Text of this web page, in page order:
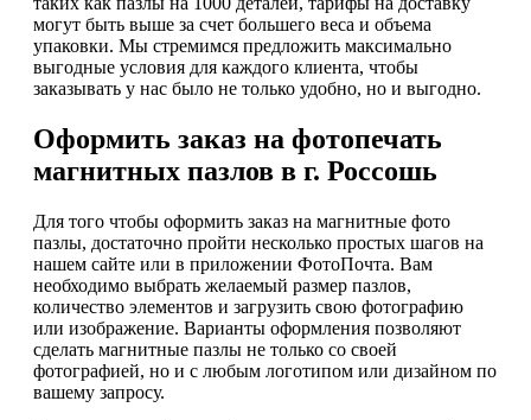
могут быть выше за счет большего веса и объема
упаковки. Мы стремимся предложить максимально
выгодные условия для каждого клиента, чтобы
заказывать у нас было не только удобно, но и выгодно.
Оформить заказ на фотопечать
магнитных пазлов в г. Россошь
Для того чтобы оформить заказ на магнитные фото
пазлы, достаточно пройти несколько простых шагов на
нашем сайте или в приложении ФотоПочта. Вам
необходимо выбрать желаемый размер пазлов,
количество элементов и загрузить свою фотографию
или изображение. Варианты оформления позволяют
сделать магнитные пазлы не только со своей
фотографией, но и с любым логотипом или дизайном по
вашему запросу.